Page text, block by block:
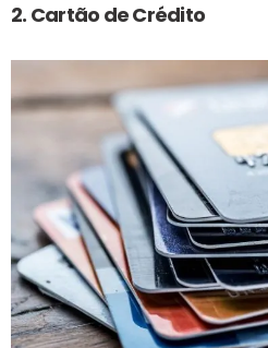
2. Cartão de Crédito